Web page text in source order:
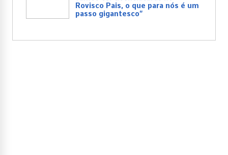
Rovisco Pais, o que para nós é um
passo gigantesco”